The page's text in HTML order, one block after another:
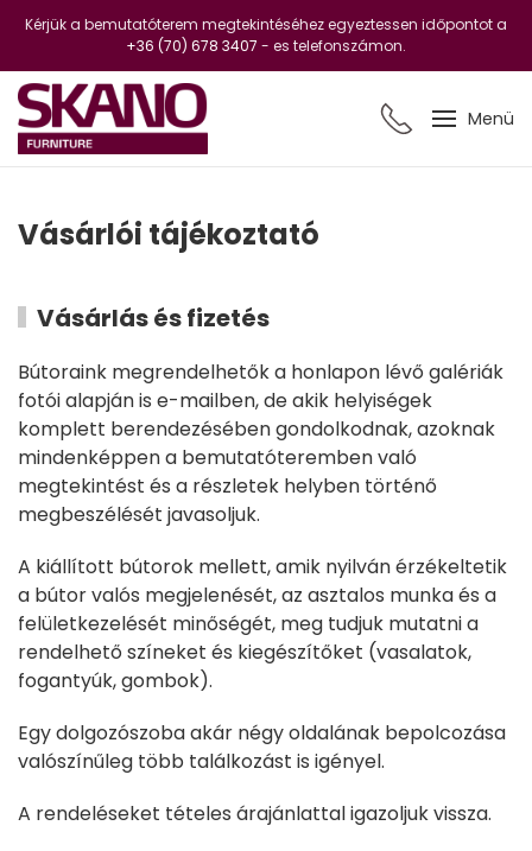
Kérjük a bemutatóterem megtekintéséhez egyeztessen időpontot a
+36 (70) 678 3407 - es telefonszámon.
Menü
Vásárlói tájékoztató
Vásárlás és fizetés
Bútoraink megrendelhetők a honlapon lévő galériák
fotói alapján is e-mailben, de akik helyiségek
komplett berendezésében gondolkodnak, azoknak
mindenképpen a bemutatóteremben való
megtekintést és a részletek helyben történő
megbeszélését javasoljuk.
A kiállított bútorok mellett, amik nyilván érzékeltetik
a bútor valós megjelenését, az asztalos munka és a
felületkezelését minőségét, meg tudjuk mutatni a
rendelhető színeket és kiegészítőket (vasalatok,
fogantyúk, gombok).
Egy dolgozószoba akár négy oldalának bepolcozása
valószínűleg több találkozást is igényel.
A rendeléseket tételes árajánlattal igazoljuk vissza.